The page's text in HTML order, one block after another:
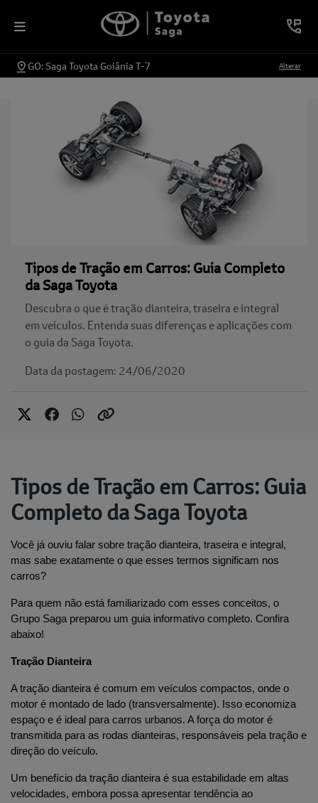
GO: Saga Toyota Goiânia T-7 Alterar
Tipos de Tração em Carros: Guia Completo
da Saga Toyota
Descubra o que é tração dianteira, traseira e integral
em veículos. Entenda suas diferenças e aplicações com
o guia da Saga Toyota.
Data da postagem: 24/06/2020
Tipos de Tração em Carros: Guia
Completo da Saga Toyota
Você já ouviu falar sobre tração dianteira, traseira e integral,
mas sabe exatamente o que esses termos significam nos
carros?
Para quem não está familiarizado com esses conceitos, o
Grupo Saga preparou um guia informativo completo. Confira
abaixo!
Tração Dianteira
A tração dianteira é comum em veículos compactos, onde o
motor é montado de lado (transversalmente). Isso economiza
espaço e é ideal para carros urbanos. A força do motor é
transmitida para as rodas dianteiras, responsáveis pela tração e
direção do veículo.
Um benefício da tração dianteira é sua estabilidade em altas
velocidades, embora possa apresentar tendência ao